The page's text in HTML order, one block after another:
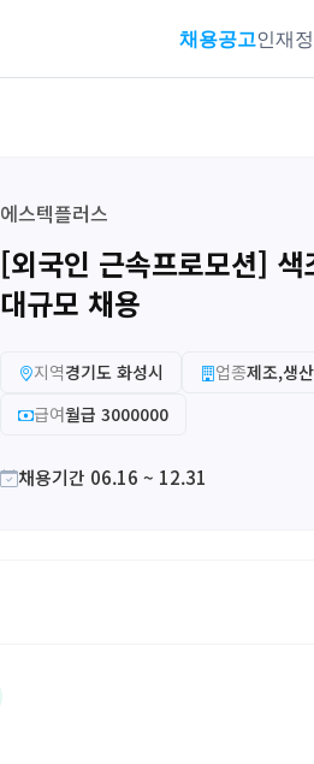
채용공고인재
에스텍플러스
[외국인 근속프로모션]
대규모 채용
지역경기도 화성시 업종제조,생
급여월급 3000000
채용기간 06.16 ~ 12.31